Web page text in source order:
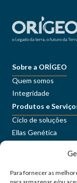
Para fornecer as
Sobre a ORÍGEO
Quem somos
Integridade
Produtos e
Ciclo de soluções
Ellas Genética
Carreiras